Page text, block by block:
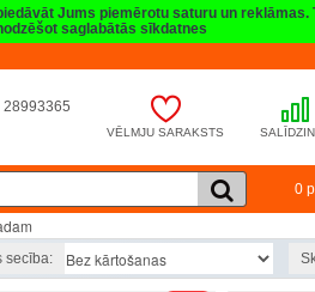
Jums piemērotu saturu un reklāmas.
saglabātās sīkdatnes
28993365
VĒLMJU SARAKSTS
0
secība: